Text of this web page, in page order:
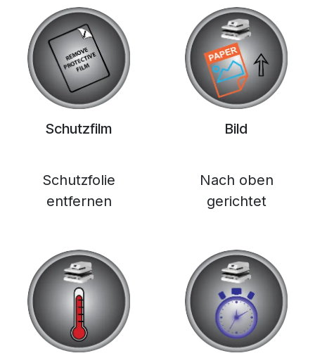
Schutzfilm
Schutzfolie
entfernen
Bild
Nach oben
gerichtet